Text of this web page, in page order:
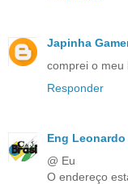
Japinha
comprei o meu
Responder
Eng Leonardo
@ Eu
O endereço